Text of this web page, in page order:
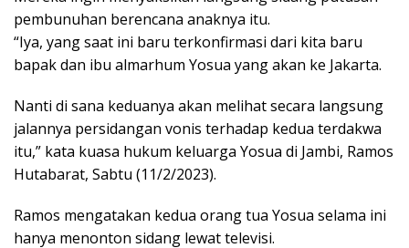
pembunuhan berencana anaknya itu.
“Iya, yang saat ini baru terkonfirmasi dari kita baru
bapak dan ibu almarhum Yosua yang akan ke Jakarta.
Nanti di sana keduanya akan melihat secara langsung
jalannya persidangan vonis terhadap kedua terdakwa
itu,” kata kuasa hukum keluarga Yosua di Jambi, Ramos
Hutabarat, Sabtu (11/2/2023).
Ramos mengatakan kedua orang tua Yosua selama ini
hanya menonton sidang lewat televisi.